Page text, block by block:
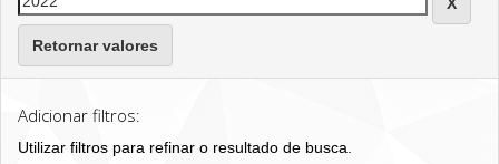
Retornar valores
Adicionar filtros:
Utilizar filtros para refinar o resultado de busca.